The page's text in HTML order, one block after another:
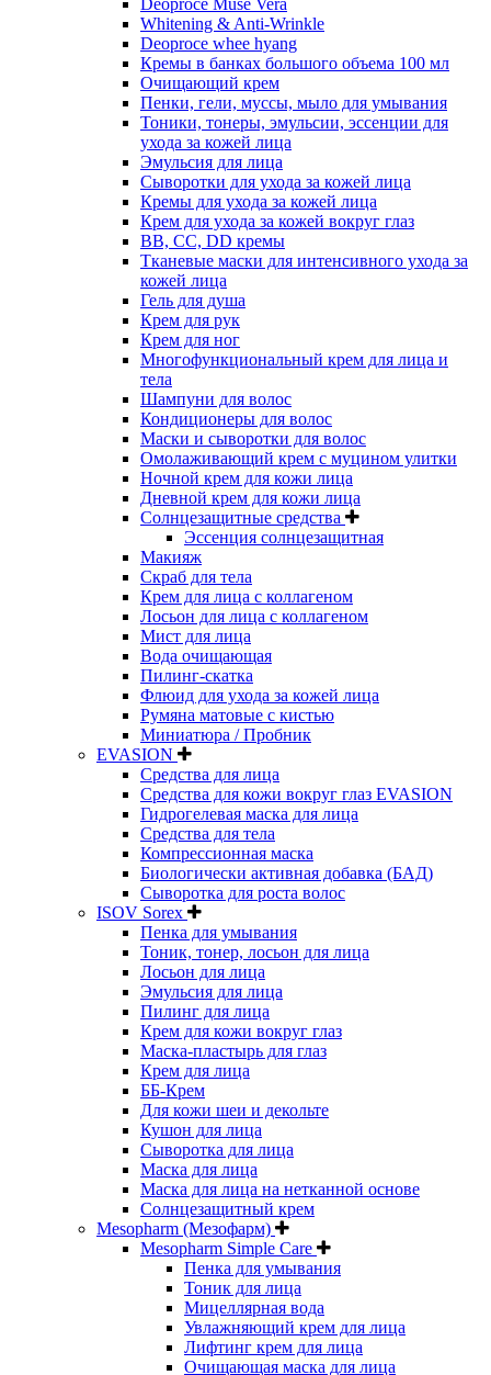
Deoproce Muse Vera
Whitening & Anti-Wrinkle
Deoproce whee hyang
Кремы в банках большого объема 100 мл
Очищающий крем
Пенки, гели, муссы, мыло для умывания
Тоники, тонеры, эмульсии, эссенции для
ухода за кожей лица
Эмульсия для лица
Сыворотки для ухода за кожей лица
Кремы для ухода за кожей лица
Крем для ухода за кожей вокруг глаз
BB, CC, DD кремы
Тканевые маски для интенсивного ухода за
кожей лица
Гель для душа
Крем для рук
Крем для ног
Многофункциональный крем для лица и
тела
Шампуни для волос
Кондиционеры для волос
Маски и сыворотки для волос
Омолаживающий крем с муцином улитки
Ночной крем для кожи лица
Дневной крем для кожи лица
Солнцезащитные средства
Эссенция солнцезащитная
Макияж
Скраб для тела
Крем для лица с коллагеном
Лосьон для лица с коллагеном
Мист для лица
Вода очищающая
Пилинг-скатка
Флюид для ухода за кожей лица
Румяна матовые с кистью
Миниатюра / Пробник
EVASION
Средства для лица
Средства для кожи вокруг глаз EVASION
Гидрогелевая маска для лица
Средства для тела
Компрессионная маска
Биологически активная добавка (БАД)
Сыворотка для роста волос
ISOV Sorex
Пенка для умывания
Тоник, тонер, лосьон для лица
Лосьон для лица
Эмульсия для лица
Пилинг для лица
Крем для кожи вокруг глаз
Маска-пластырь для глаз
Крем для лица
ББ-Крем
Для кожи шеи и декольте
Кушон для лица
Сыворотка для лица
Маска для лица
Маска для лица на нетканной основе
Солнцезащитный крем
Mesopharm (Мезофарм)
Mesopharm Simple Care
Пенка для умывания
Тоник для лица
Мицеллярная вода
Увлажняющий крем для лица
Лифтинг крем для лица
Очищающая маска для лица